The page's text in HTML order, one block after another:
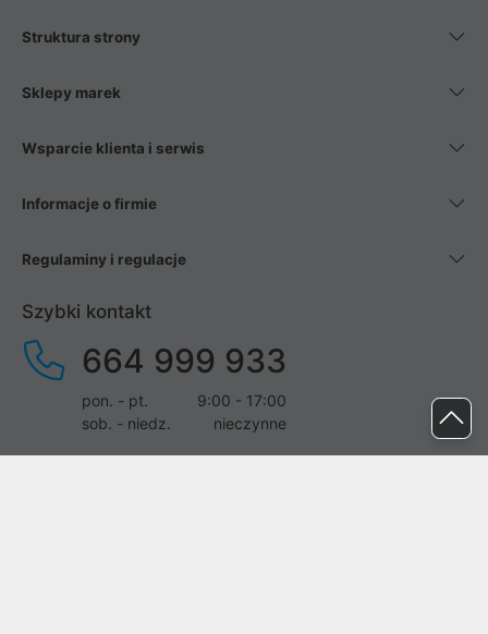
Struktura strony
Sklepy marek
Wsparcie klienta i serwis
Informacje o firmie
Regulaminy i regulacje
Szybki kontakt
664 999 933
pon. - pt.
9:00 - 17:00
sob. - niedz.
nieczynne